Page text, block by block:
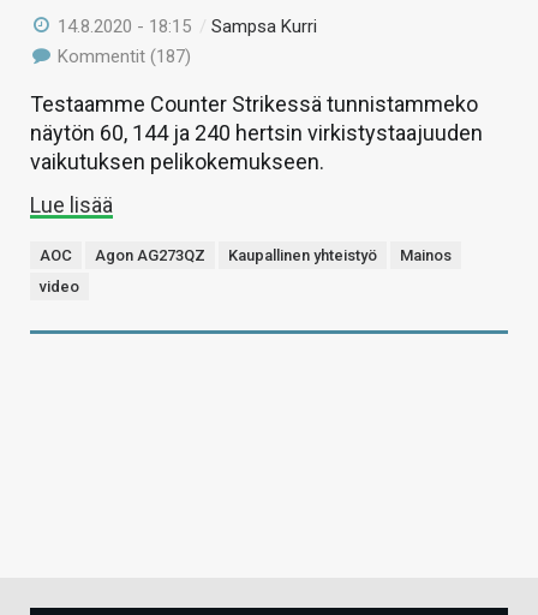
14.8.2020 - 18:15 /Sampsa Kurri
Kommentit (187)
Testaamme Counter Strikessä tunnistammeko
näytön 60, 144 ja 240 hertsin virkistystaajuuden
vaikutuksen pelikokemukseen.
Lue lisää
AOC Agon AG273QZ Kaupallinen yhteistyö
Mainos
video